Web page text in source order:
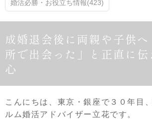
婚活必勝・お役立ち情報(423)
成婚退会後に両親や子供
所で出会った」と正直に
心
こんにちは、東京・銀座で３０年目
ルム婚活アドバイザー立花です。